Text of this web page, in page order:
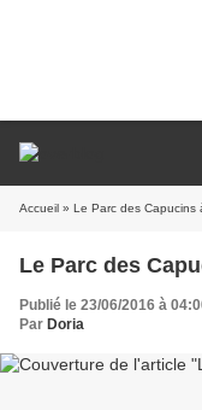
Accueil » Le Parc des Capucins
Le Parc des
Publié le 23/06/2016 à
Par Doria